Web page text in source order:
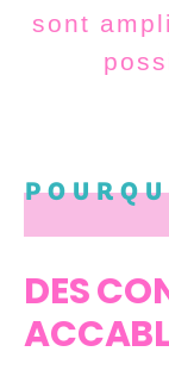
sont
DES